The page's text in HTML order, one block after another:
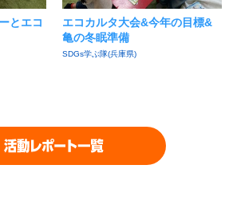
とエコ
エコカルタ大会&今年の目標&
亀の冬眠準備
SDGs学ぶ隊(兵庫県)